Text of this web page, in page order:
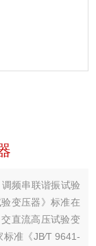
频串联谐振试验
变压器》标准在
直流高压试验变
准《JB∕T 9641-